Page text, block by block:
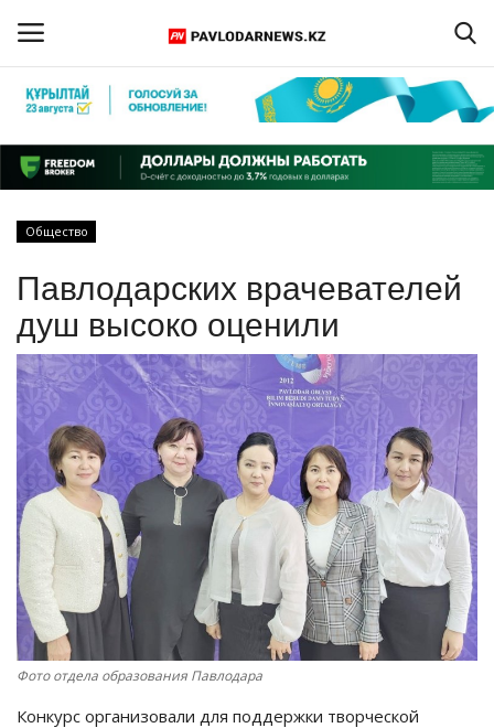
Регистрация
Главная
ПАВЛОДАРСКАЯ ОБЛАСТЬ
КАЗАХСТАН
МИР
СПЕЦПРОЕКТЫ
СПОРТ
Чек-лист
РАЗВЛЕЧЕНИЯ
Общество
Павлодарских врачевателей
душ высоко оценили
Фото отдела образования Павлодара
Конкурс организовали для поддержки творческой